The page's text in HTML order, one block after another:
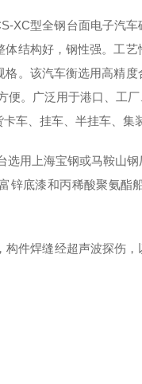
XC型全钢台面电子汽车
结构好，钢性强。工
。该汽车衡选用高精
。广泛用于港口、工
车、挂车、半挂车、集
用上海宝钢或马鞍山钢
锌底漆和丙稀酸聚氨酯
件焊缝经超声波探伤，